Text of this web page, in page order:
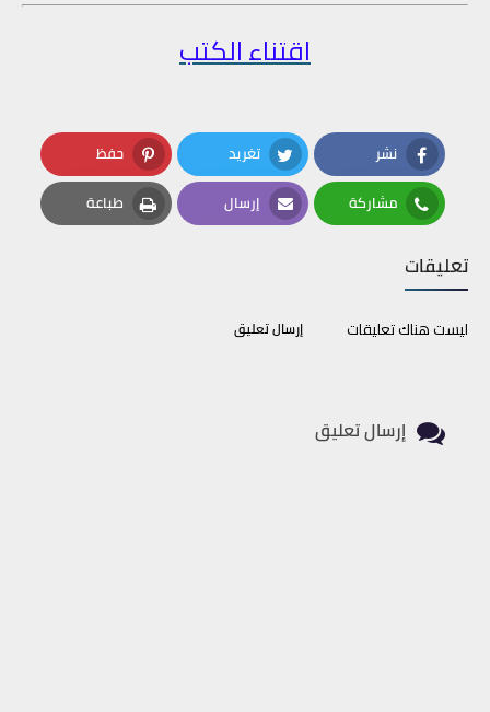
اقتناء الكتب
نشر
Facebook
تغريد
Twitter
حفظ
Pinterest
مشاركة
Whatsapp
إرسال
Email
طباعة
Print
تعليقات
ليست هناك تعليقات إرسال تعليق
إرسال تعليق